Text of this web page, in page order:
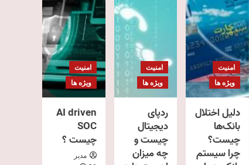
امنیت
ویژه ها
دلیل اختلال
بانک‌ها
چیست؟
چرا سیستم
امنیت
ویژه ها
ردپای
دیجیتال
چیست و
چه میزان
امنیت
ویژه ها
AI driven
SOC
چیست ؟
مدیر